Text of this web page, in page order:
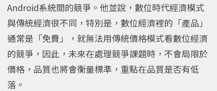
Android系統間的競爭。他並說，數位時代經濟模式
與傳統經濟很不同，特別是，數位經濟裡的「產品」
通常是「免費」，就無法用傳統價格模式看數位經濟
的競爭，因此，未來在處理競爭課題時，不會局限於
價格，品質也將會衡量標準，重點在品質是否有低
落。